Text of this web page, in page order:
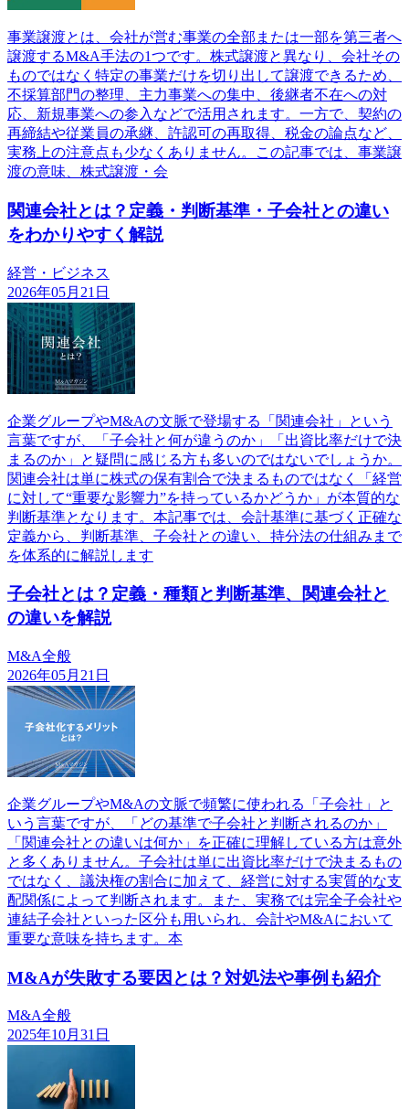
事業譲渡とは、会社が営む事業の全部または一部を第三者へ
譲渡するM&A手法の1つです。株式譲渡と異なり、会社その
ものではなく特定の事業だけを切り出して譲渡できるため、
不採算部門の整理、主力事業への集中、後継者不在への対
応、新規事業への参入などで活用されます。一方で、契約の
再締結や従業員の承継、許認可の再取得、税金の論点など、
実務上の注意点も少なくありません。この記事では、事業譲
渡の意味、株式譲渡・会
関連会社とは？定義・判断基準・子会社との違い
をわかりやすく解説
経営・ビジネス
2026年05月21日
企業グループやM&Aの文脈で登場する「関連会社」という
言葉ですが、「子会社と何が違うのか」「出資比率だけで決
まるのか」と疑問に感じる方も多いのではないでしょうか。
関連会社は単に株式の保有割合で決まるものではなく「経営
に対して“重要な影響力”を持っているかどうか」が本質的な
判断基準となります。本記事では、会計基準に基づく正確な
定義から、判断基準、子会社との違い、持分法の仕組みまで
を体系的に解説します
子会社とは？定義・種類と判断基準、関連会社と
の違いを解説
M&A全般
2026年05月21日
企業グループやM&Aの文脈で頻繁に使われる「子会社」と
いう言葉ですが、「どの基準で子会社と判断されるのか」
「関連会社との違いは何か」を正確に理解している方は意外
と多くありません。子会社は単に出資比率だけで決まるもの
ではなく、議決権の割合に加えて、経営に対する実質的な支
配関係によって判断されます。また、実務では完全子会社や
連結子会社といった区分も用いられ、会計やM&Aにおいて
重要な意味を持ちます。本
M&Aが失敗する要因とは？対処法や事例も紹介
M&A全般
2025年10月31日